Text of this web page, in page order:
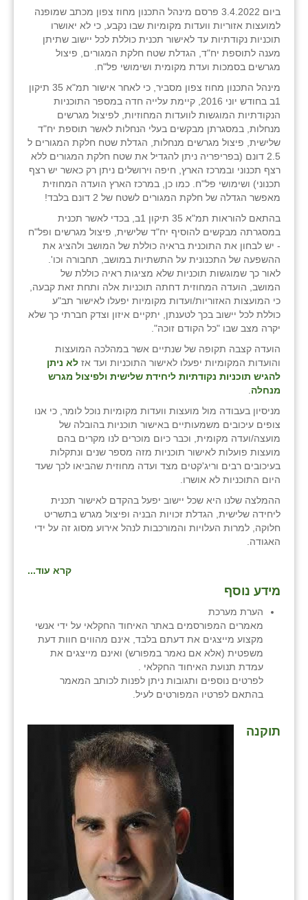
ביום 3.4.2022 פרסם מינהל התכנון מחוז צפון מכתב שמופנה
למועצות אזוריות וועדות מקומיות שבו נקבע, כי לא יאושרו
תוכניות נקודתיות עד לאישור תכנית כוללת לכל יישוב שתיתן
מענה לתוספת יח"ד, הגדלת שטח חלקת המגורים, פיצול
מגרשים בסמכות ועדת מקומית ושימושי פל"ח.
מינהל התכנון מחוז צפון מסביר, כי לאחר אישור תמ"א 35 תיקון
1ב בחודש יוני 2016, קיימת עלייה חדה במספר התוכניות
הנקודתיות המוגשות לוועדות המחוזיות, לפיצול מגרשים
מנחלות, במסגרתן מבקשים בעלי הנחלות לאשר תוספת יח"ד
שלישית, פיצול מגרשים מנחלות, הגדלת שטח חלקת המגורים ל
2.5 דונם (בפריפריה ניתן להגדיל את שטח חלקת המגורים ללא
רצף תכנוני ובמרכז הארץ, חיפה וירושלים ניתן רק כאשר יש רצף
תכנוני) ושימושי פל"ח. כמו כן, במרכז הארץ הועדה המחוזית
מאפשר הגדלה של חלקת המגורים לשטח של 2 דונם בלבד!
בהתאם להוראות תמ"א 35 תיקון 1ב, בכדי לאשר תכנית
במסגרתה מבקשים להוסיף יח"ד שלישית, פיצול מגרשים ופל"ח
- יש לבחון את התוכנית בראיה כוללת של המושב ולהציג את
ההשפעה של התכנונית על התשתיות במושב, תחבורה וכו'.
לאור כך שמוגשות תוכניות שלא מציגות ראיה כוללת של
המושב, הועדה המחוזית דחתה תוכניות אלה ותחת זאת קבעה,
כי המועצות האזוריות/ועדות מקומיות יפעלו לאישור תב"ע
כוללת לכל יישוב בכך לטענתן, יתקיים איזון וצדק חברתי כך שלא
יקרה מצב שבו "כל הקודם זוכה".
הועדה קצבה תקופה של שנתיים אשר במהלכה המועצות
והועדות המקומיות יפעלו לאישור התוכניות ועד אז לא ניתן
להגיש תוכניות נקודתיות ליחידת שלישית ולפיצול מגרש
מנחלה
מניסיון בעבודה מול מועצות וועדות מקומיות נוכל לומר, כי אנו
צופים עיכובים משמעותיים באישור תוכניות בהובלה של
מועצה/ועדה מקומית, וכבר כיום מוכרים לנו מקרים בהם
מועצות פועלות לאישור תוכניות מזה מספר שנים ונתקלות
בעיכובים רבים וריג'קטים מצד ועדה מחוזית שהביאו לכך שעד
היום התוכניות לא אושרו.
ההמלצה שלנו היא שכל יישוב יפעל בהקדם לאישור תכנית
ליחידה שלישית, הגדלת זכויות הבניה ופיצול מגרש בתשריט
חלוקה, למרות העלויות והמורכבות לנהל אירוע מסוג זה על ידי
האגודה.
קרא עוד...
מידע נוסף
הערת מערכת
מאמרים המפורסמים באתר האיחוד החקלאי על ידי אנשי
מקצוע מייצגים את דעתם בלבד, אינם מהווים חוות דעת
משפטית (אלא אם נאמר במפורש) ואינם מייצגים את
עמדת תנועת האיחוד החקלאי .
לפרטים נוספים ותגובות ניתן לפנות לכותב המאמר
בהתאם לפרטיו המפורטים לעיל.
תוקנה